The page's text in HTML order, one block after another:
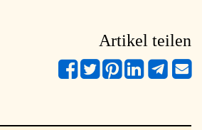
Artikel teilen